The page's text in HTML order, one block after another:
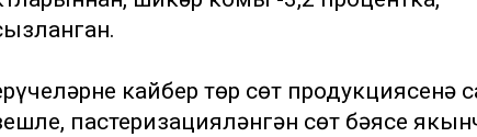
кайбер төр сөт продукциясенә
пастеризацияләнгән сөт бәясе